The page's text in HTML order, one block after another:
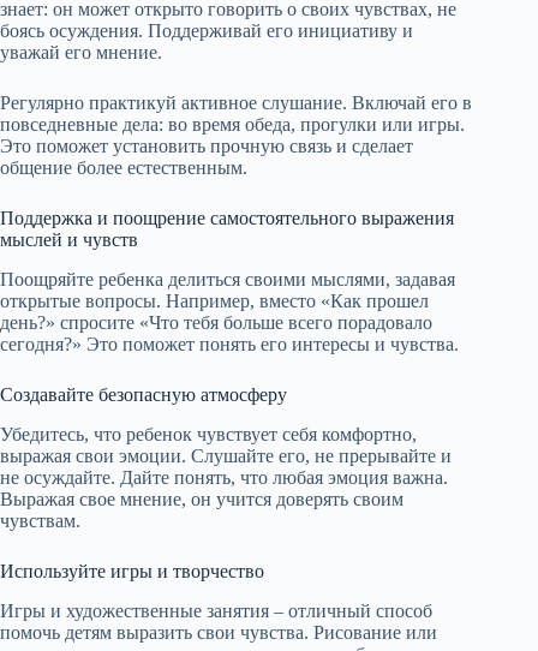
знает: он может открыто говорить о своих чувствах, не
боясь осуждения. Поддерживай его инициативу и
уважай его мнение.
Регулярно практикуй активное слушание. Включай его в
повседневные дела: во время обеда, прогулки или игры.
Это поможет установить прочную связь и сделает
общение более естественным.
Поддержка и поощрение самостоятельного выражения
мыслей и чувств
Поощряйте ребенка делиться своими мыслями, задавая
открытые вопросы. Например, вместо «Как прошел
день?» спросите «Что тебя больше всего порадовало
сегодня?» Это поможет понять его интересы и чувства.
Создавайте безопасную атмосферу
Убедитесь, что ребенок чувствует себя комфортно,
выражая свои эмоции. Слушайте его, не прерывайте и
не осуждайте. Дайте понять, что любая эмоция важна.
Выражая свое мнение, он учится доверять своим
чувствам.
Используйте игры и творчество
Игры и художественные занятия – отличный способ
помочь детям выразить свои чувства. Рисование или